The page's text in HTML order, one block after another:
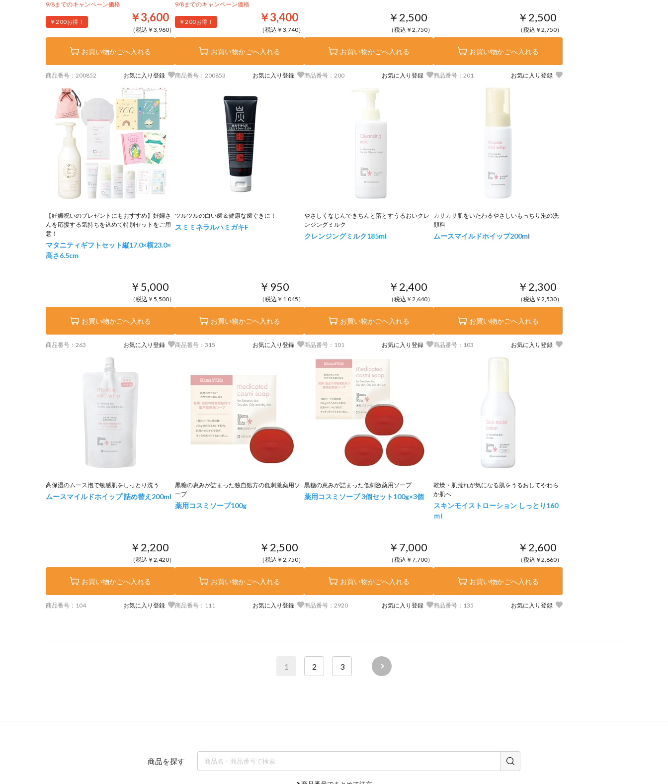
9/8までのキャンペーン価格
￥200お得！ ￥3,600
（税込￥3,960）
お買い物かごへ入れる
商品番号：200852 お気に入り登録
9/8までのキャンペーン価格
￥200お得！ ￥3,400
（税込￥3,740）
お買い物かごへ入れる
商品番号：200853 お気に入り登録
￥2,500
（税込￥2,750）
お買い物かごへ入れる
商品番号：200 お気に入り登録
￥2,500
（税込￥2,750）
お買い物かごへ入れる
商品番号：201 お気に入り登録
【妊娠祝いのプレゼントにもおすすめ】妊婦さ
んを応援する気持ちを込めて特別セットをご用
意！
マタニティギフトセット縦17.0×横23.0×
高さ6.5cm
￥5,000
（税込￥5,500）
お買い物かごへ入れる
商品番号：263 お気に入り登録
ツルツルの白い歯＆健康な歯ぐきに！
スミミネラルハミガキF
￥950
（税込￥1,045）
お買い物かごへ入れる
商品番号：315 お気に入り登録
やさしくなじんできちんと落とすうるおいクレ
ンジングミルク
クレンジングミルク185ml
￥2,400
（税込￥2,640）
お買い物かごへ入れる
商品番号：101 お気に入り登録
カサカサ肌をいたわるやさしいもっちり泡の洗
顔料
ムースマイルドホイップ200ml
￥2,300
（税込￥2,530）
お買い物かごへ入れる
商品番号：103 お気に入り登録
高保湿のムース泡で敏感肌をしっとり洗う
ムースマイルドホイップ 詰め替え 200ml
￥2,200
（税込￥2,420）
お買い物かごへ入れる
商品番号：104 お気に入り登録
黒糖の恵みが詰まった独自処方の低刺激薬用ソ
ープ
薬用コスミソープ100g
￥2,500
（税込￥2,750）
お買い物かごへ入れる
商品番号：111 お気に入り登録
黒糖の恵みが詰まった低刺激薬用ソープ
薬用コスミソープ 3個セット100g×3個
￥7,000
（税込￥7,700）
お買い物かごへ入れる
商品番号：2920 お気に入り登録
乾燥・肌荒れが気になる肌をうるおしてやわら
か肌へ
スキンモイストローション しっとり 160
ｍl
￥2,600
（税込￥2,860）
お買い物かごへ入れる
商品番号：135 お気に入り登録
1 2 3
商品を探す